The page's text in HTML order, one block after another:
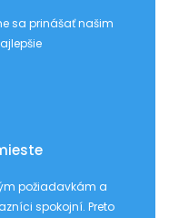
sa prinášať našim
požiadavkám a
spokojní. Preto